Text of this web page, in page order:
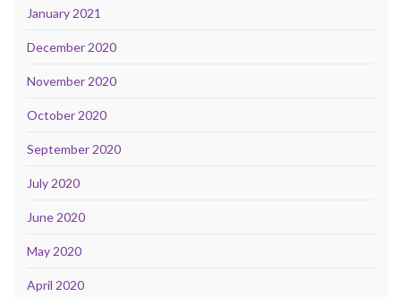
January 2021
December 2020
November 2020
October 2020
September 2020
July 2020
June 2020
May 2020
April 2020